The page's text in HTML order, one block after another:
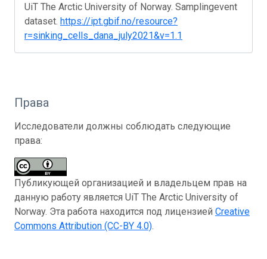
UiT The Arctic University of Norway. Samplingevent
dataset. https://ipt.gbif.no/resource?
r=sinking_cells_dana_july2021&v=1.1
Права
Исследователи должны соблюдать следующие
права:
Публикующей организацией и владельцем прав на
данную работу является UiT The Arctic University of
Norway. Эта работа находится под лицензией Creative
Commons Attribution (CC-BY 4.0).